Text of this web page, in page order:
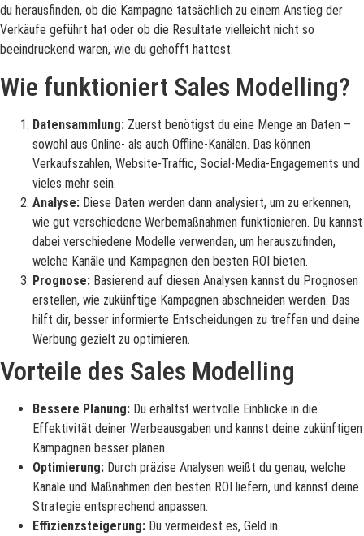
du herausfinden, ob die Kampagne tatsächlich zu einem Anstieg der
Verkäufe geführt hat oder ob die Resultate vielleicht nicht so
beeindruckend waren, wie du gehofft hattest.
Wie funktioniert Sales Modelling?
Datensammlung: Zuerst benötigst du eine Menge an Daten –
sowohl aus Online- als auch Offline-Kanälen. Das können
Verkaufszahlen, Website-Traffic, Social-Media-Engagements und
vieles mehr sein.
Analyse: Diese Daten werden dann analysiert, um zu erkennen,
wie gut verschiedene Werbemaßnahmen funktionieren. Du kannst
dabei verschiedene Modelle verwenden, um herauszufinden,
welche Kanäle und Kampagnen den besten ROI bieten.
Prognose: Basierend auf diesen Analysen kannst du Prognosen
erstellen, wie zukünftige Kampagnen abschneiden werden. Das
hilft dir, besser informierte Entscheidungen zu treffen und deine
Werbung gezielt zu optimieren.
Vorteile des Sales Modelling
Bessere Planung: Du erhältst wertvolle Einblicke in die
Effektivität deiner Werbeausgaben und kannst deine zukünftigen
Kampagnen besser planen.
Optimierung: Durch präzise Analysen weißt du genau, welche
Kanäle und Maßnahmen den besten ROI liefern, und kannst deine
Strategie entsprechend anpassen.
Effizienzsteigerung: Du vermeidest es, Geld in